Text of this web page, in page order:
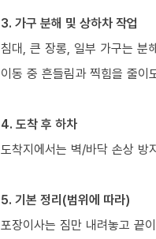
3. 가구 분해 및 상하차 작업
침대, 큰 장롱, 일부 가구는 분
이동 중 흔들림과 찍힘을 줄이
4. 도착 후 하차
도착지에서는 벽/바닥 손상 방
5. 기본 정리(범위에 따라)
포장이사는 짐만 내려놓고 끝